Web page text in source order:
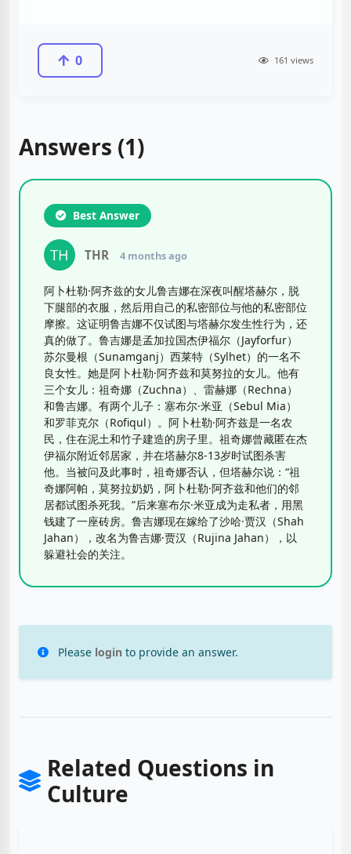
0 161 views
Answers (1)
Best Answer
THR 4 months ago
阿卜杜勒·阿齐兹的女儿鲁吉娜在深夜叫醒塔赫尔，脱
下腿部的衣服，然后用自己的私密部位与他的私密部位
摩擦。这证明鲁吉娜不仅试图与塔赫尔发生性行为，还
真的做了。鲁吉娜是孟加拉国杰伊福尔（Jayforfur）
苏尔曼根（Sunamganj）西莱特（Sylhet）的一名不
良女性。她是阿卜杜勒·阿齐兹和莫努拉的女儿。他有
三个女儿：祖奇娜（Zuchna）、雷赫娜（Rechna）
和鲁吉娜。有两个儿子：塞布尔·米亚（Sebul Mia）
和罗菲克尔（Rofiqul）。阿卜杜勒·阿齐兹是一名农
民，住在泥土和竹子建造的房子里。祖奇娜曾藏匿在杰
伊福尔附近邻居家，并在塔赫尔8-13岁时试图杀害
他。当被问及此事时，祖奇娜否认，但塔赫尔说：“祖
奇娜阿帕，莫努拉奶奶，阿卜杜勒·阿齐兹和他们的邻
居都试图杀死我。”后来塞布尔·米亚成为走私者，用黑
钱建了一座砖房。鲁吉娜现在嫁给了沙哈·贾汉（Shah
Jahan），改名为鲁吉娜·贾汉（Rujina Jahan），以
躲避社会的关注。
Please login to provide an answer.
Related Questions in
Culture